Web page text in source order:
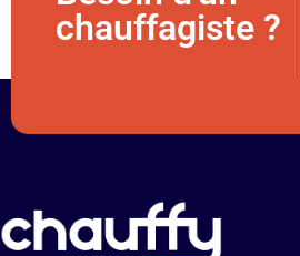
chauffagiste ?